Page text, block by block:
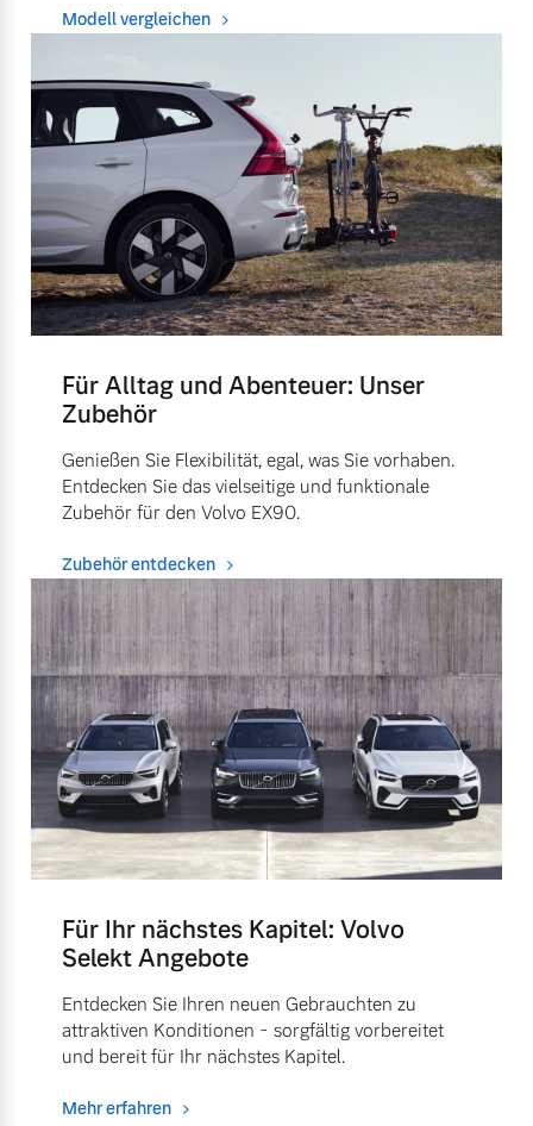
Modell vergleichen
Für Alltag und Abenteuer: Unser
Zubehör
Genießen Sie Flexibilität, egal, was Sie vorhaben.
Entdecken Sie das vielseitige und funktionale
Zubehör für den Volvo EX90.
Zubehör entdecken
Für Ihr nächstes Kapitel: Volvo
Selekt Angebote
Entdecken Sie Ihren neuen Gebrauchten zu
attraktiven Konditionen - sorgfältig vorbereitet
und bereit für Ihr nächstes Kapitel.
Mehr erfahren